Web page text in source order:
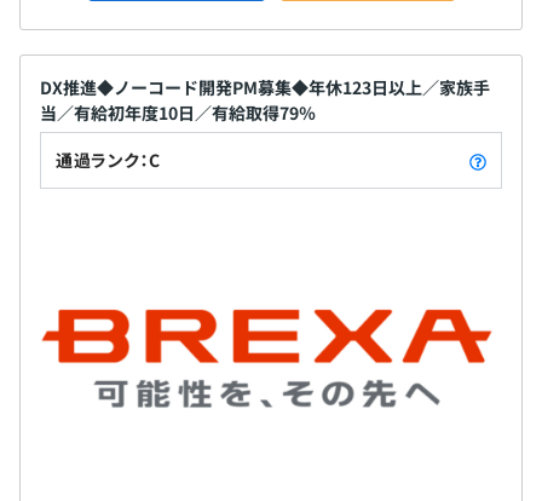
DX推進◆ノーコード開発PM募集◆年休123日以上／家族手
当／有給初年度10日／有給取得79％
通過ランク：C